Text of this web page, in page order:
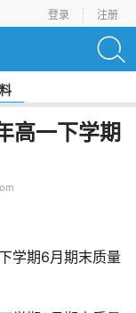
登录 注册
高一下学期
学期6月期末质量